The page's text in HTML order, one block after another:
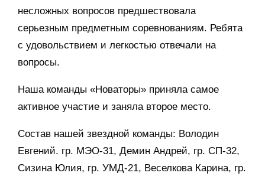
несложных вопросов предшествовала
серьезным предметным соревнованиям. Ребята
с удовольствием и легкостью отвечали на
вопросы.
Наша команды «Новаторы» приняла самое
активное участие и заняла второе место.
Состав нашей звездной команды: Володин
Евгений. гр. МЭО-31, Демин Андрей, гр. СП-32,
Сизина Юлия, гр. УМД-21, Веселкова Карина, гр.